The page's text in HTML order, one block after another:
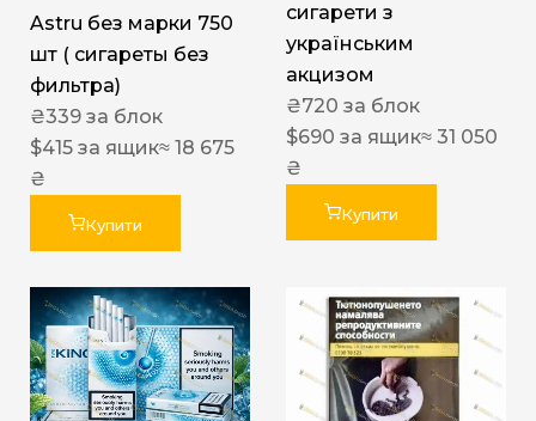
Astru без марки 750
шт ( сигареты без
фильтра)
₴339 за блок
$415 за ящик≈ 18 675
₴
Купити
сигарети з
українським
акцизом
₴720 за блок
$690 за ящик≈ 31 050
₴
Купити